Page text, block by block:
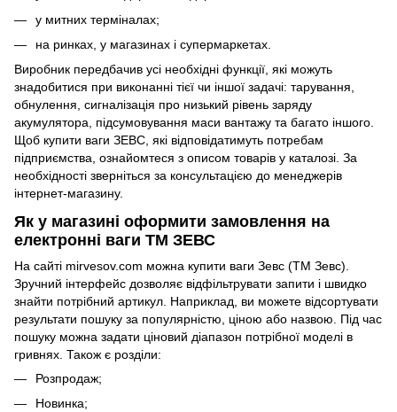
у митних терміналах;
на ринках, у магазинах і супермаркетах.
Виробник передбачив усі необхідні функції, які можуть
знадобитися при виконанні тієї чи іншої задачі: тарування,
обнулення, сигналізація про низький рівень заряду
акумулятора, підсумовування маси вантажу та багато іншого.
Щоб купити ваги ЗЕВС, які відповідатимуть потребам
підприємства, ознайомтеся з описом товарів у каталозі. За
необхідності зверніться за консультацією до менеджерів
інтернет-магазину.
Як у магазині оформити замовлення на
електронні ваги ТМ ЗЕВС
На сайті mirvesov.com можна купити ваги Зевс (ТМ Зевс).
Зручний інтерфейс дозволяє відфільтрувати запити і швидко
знайти потрібний артикул. Наприклад, ви можете відсортувати
результати пошуку за популярністю, ціною або назвою. Під час
пошуку можна задати ціновий діапазон потрібної моделі в
гривнях. Також є розділи:
Розпродаж;
Новинка;